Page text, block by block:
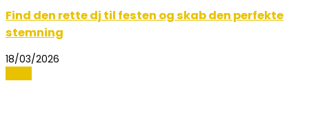
Find den rette dj til festen og skab den perfekte
stemning
18/03/2026